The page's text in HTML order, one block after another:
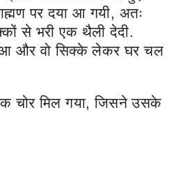
पर दया आ गयी, अतः
से भरी एक थैली देदी.
और वो सिक्के लेकर घर चल
चोर मिल गया, जिसने उसके